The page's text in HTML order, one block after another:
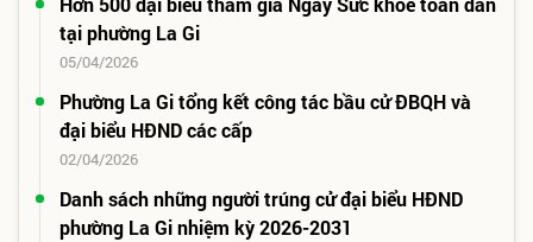
tại phường La Gi
05/04/2026
Phường La Gi tổng kết công tác bầu cử ĐBQH và
đại biểu HĐND các cấp
02/04/2026
Danh sách những người trúng cử đại biểu HĐND
phường La Gi nhiệm kỳ 2026-2031